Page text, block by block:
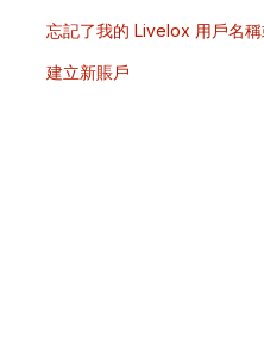
忘記了我的 Livelox 用戶名
建立新賬戶